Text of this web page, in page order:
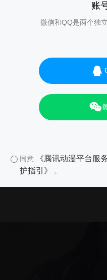
账
微信和QQ是两个独
同意 《腾讯动漫平台服
护指引》
。